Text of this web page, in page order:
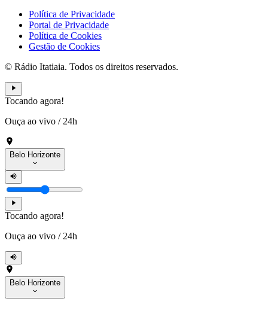
Política de Privacidade
Portal de Privacidade
Política de Cookies
Gestão de Cookies
© Rádio Itatiaia. Todos os direitos reservados.
Tocando agora!
Ouça ao vivo / 24h
Belo Horizonte
Tocando agora!
Ouça ao vivo / 24h
Belo Horizonte